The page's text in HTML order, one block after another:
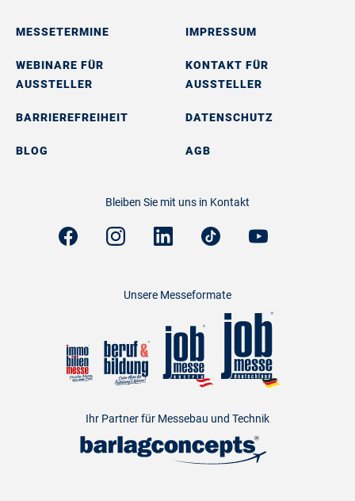
MESSETERMINE
WEBINARE FÜR
AUSSTELLER
BARRIEREFREIHEIT
BLOG
IMPRESSUM
KONTAKT FÜR
AUSSTELLER
DATENSCHUTZ
AGB
Bleiben Sie mit uns in Kontakt
Unsere Messeformate
Ihr Partner für Messebau und Technik